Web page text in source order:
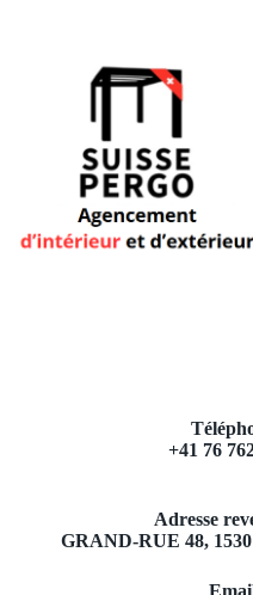
+41 76
Adresse
GRAND-RUE 48,